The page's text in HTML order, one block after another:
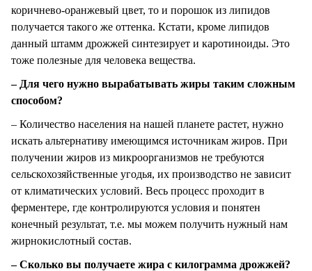
коричнево-оранжевый цвет, то и порошок из липидов
получается такого же оттенка. Кстати, кроме липидов
данный штамм дрожжей синтезирует и каротиноиды. Это
тоже полезные для человека вещества.
– Для чего нужно вырабатывать жиры таким сложным
способом?
– Количество населения на нашей планете растет, нужно
искать альтернативу имеющимся источникам жиров. При
получении жиров из микроорганизмов не требуются
сельскохозяйственные угодья, их производство не зависит
от климатических условий. Весь процесс проходит в
ферментере, где контролируются условия и понятен
конечный результат, т.е. мы можем получить нужный нам
жирнокислотный состав.
– Сколько вы получаете жира с килограмма дрожжей?